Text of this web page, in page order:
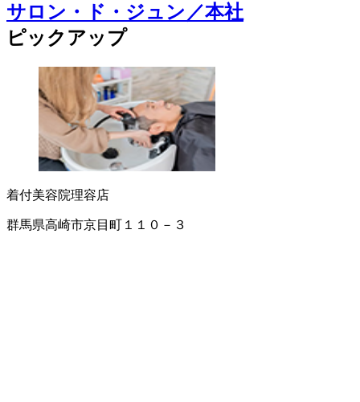
サロン・ド・ジュン／本社
ピックアップ
着付美容院理容店
群馬県高崎市京目町１１０－３